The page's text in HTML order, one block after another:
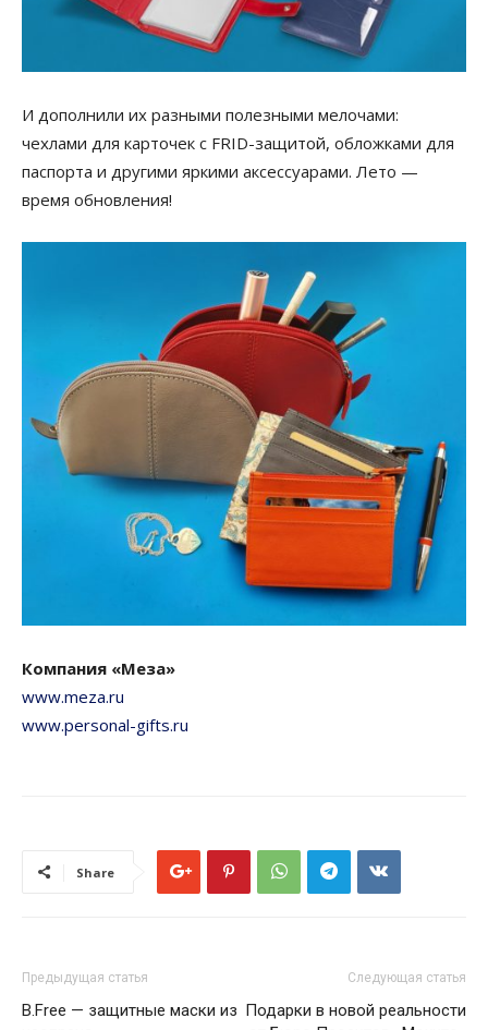
И дополнили их разными полезными мелочами:
чехлами для карточек с FRID-защитой, обложками для
паспорта и другими яркими аксессуарами. Лето —
время обновления!
Компания «Меза»
www.meza.ru
www.personal-gifts.ru
Share
Предыдущая статья
B.Free — защитные маски из
Следующая статья
Подарки в новой реальности